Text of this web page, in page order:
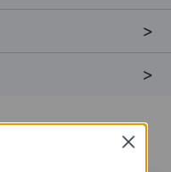
Close